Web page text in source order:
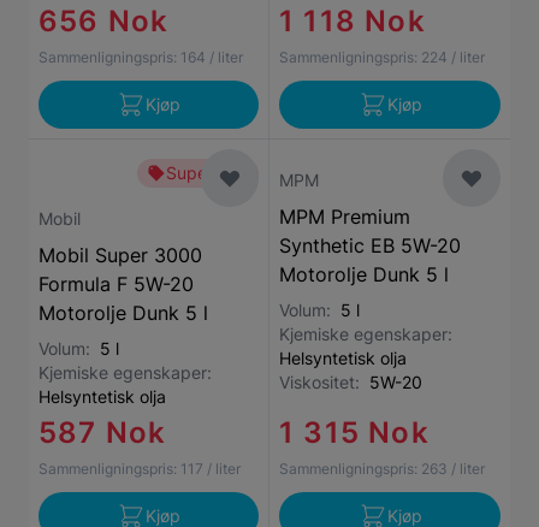
656 Nok
Sammenligningspris: 164 / liter
Kjøp
1 118 Nok
Sammenligningspris: 224 / liter
Kjøp
Superbillig
Mobil
Mobil Super 3000
Formula F 5W-20
Motorolje Dunk 5 l
Volum: 5 l
Kjemiske egenskaper:
Helsyntetisk olja
587 Nok
Sammenligningspris: 117 / liter
Kjøp
MPM
MPM Premium
Synthetic EB 5W-20
Motorolje Dunk 5 l
Volum: 5 l
Kjemiske egenskaper:
Helsyntetisk olja
Viskositet: 5W-20
1 315 Nok
Sammenligningspris: 263 / liter
Kjøp